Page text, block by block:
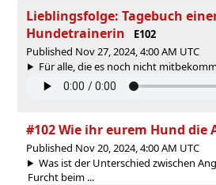
Lieblingsfolge: Tagebuch
Hundetrainerin
E102
Published Nov 27, 2024, 4:00 AM UTC
Für alle, die es noch nicht
#102 Wie ihr eurem Hund die
Published Nov 20, 2024, 4:00 AM UTC
Was ist der Unterschied zwischen
Furcht beim ...